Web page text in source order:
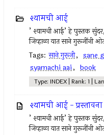
श्यामची आई
’ श्यामची आई’ हे पुस्तक
जिव्हाळा यात साने गुरूजींनी
Tags: साने गुरूजी, sane
syamachi aai, book
Type: INDEX | Rank: 1 |
श्यामची आई - प्रस्तावना
’ श्यामची आई’ हे पुस्तक
जिव्हाळा यात साने गुरूजींनी